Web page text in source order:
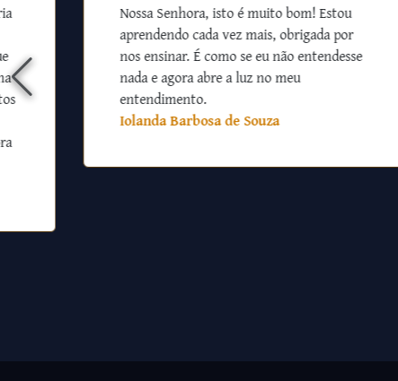
Nossa Senhora, isto é muito bom! Estou
aprendendo cada vez mais, obrigada por
nos ensinar. É como se eu não entendesse
nada e agora abre a luz no meu
entendimento.
Iolanda Barbosa de Souza